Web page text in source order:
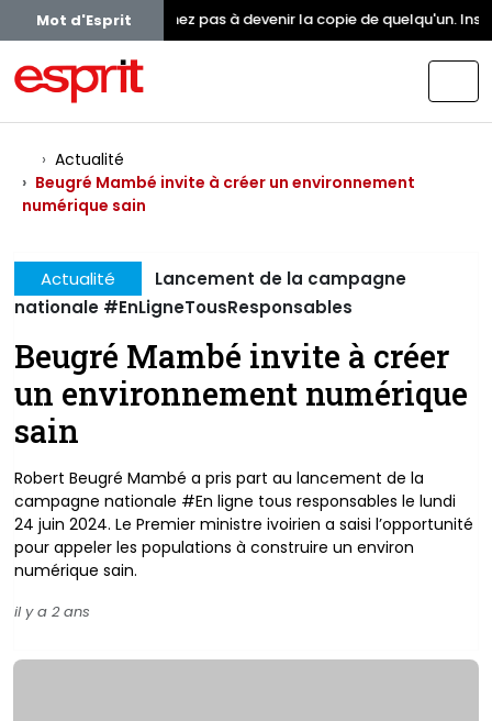
Mot d'EspritNe cherchez pas à devenir la copie de quelqu'un.
Actualité
Beugré Mambé invite à créer un environnement
numérique sain
Actualité
Lancement de la campagne
nationale #EnLigneTousResponsables
Beugré Mambé invite à créer
un environnement numérique
sain
Robert Beugré Mambé a pris part au lancement de la
campagne nationale #En ligne tous responsables le lundi
24 juin 2024. Le Premier ministre ivoirien a saisi l’opportunité
pour appeler les populations à construire un environ
numérique sain.
il y a 2 ans